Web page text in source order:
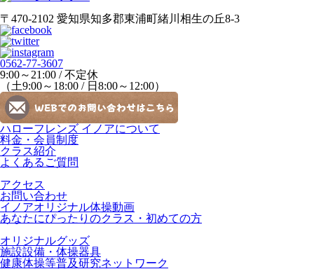
〒470-2102 愛知県知多郡東浦町緒川相生の丘8-3
0562-77-3607
9:00～21:00 / 不定休
（土9:00～18:00 / 日8:00～12:00）
ハローフレンズ イノアについて
料金・会員制度
クラス紹介
よくあるご質問
アクセス
お問い合わせ
イノアオリジナル体操動画
あなたにぴったりのクラス・初めての方
オリジナルグッズ
施設設備・体操器具
健康体操等普及研究ネットワーク